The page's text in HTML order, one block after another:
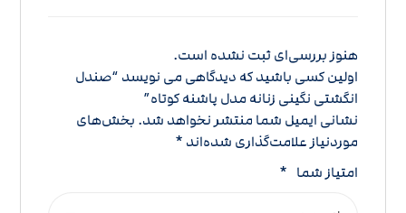
هنوز بررسی‌ای ثبت نشده است.
اولین کسی باشید که دیدگاهی می نویسد “صندل
انگشتی نگینی زنانه مدل پاشنه کوتاه”
نشانی ایمیل شما منتشر نخواهد شد. بخش‌های
موردنیاز علامت‌گذاری شده‌اند *
امتیاز شما *